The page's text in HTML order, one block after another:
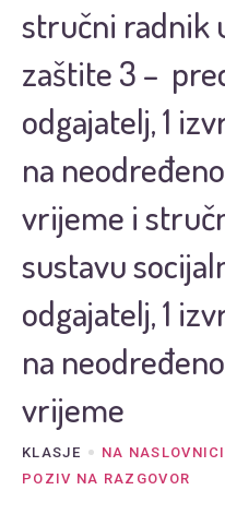
stručni radnik
zaštite 3 –
odgajatelj, 1
na
vrijeme i
sustavu
odgajatelj, 1
na
vrijeme
KLASJE NA NASLOVNICI
POZIV NA RAZGOVOR